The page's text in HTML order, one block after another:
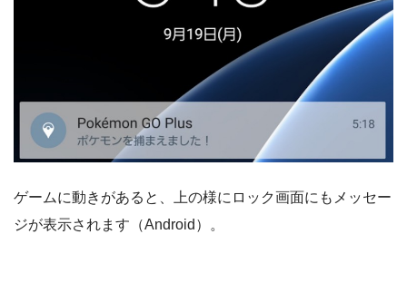
ゲームに動きがあると、上の様にロック画面にもメッセー
ジが表示されます（Android）。